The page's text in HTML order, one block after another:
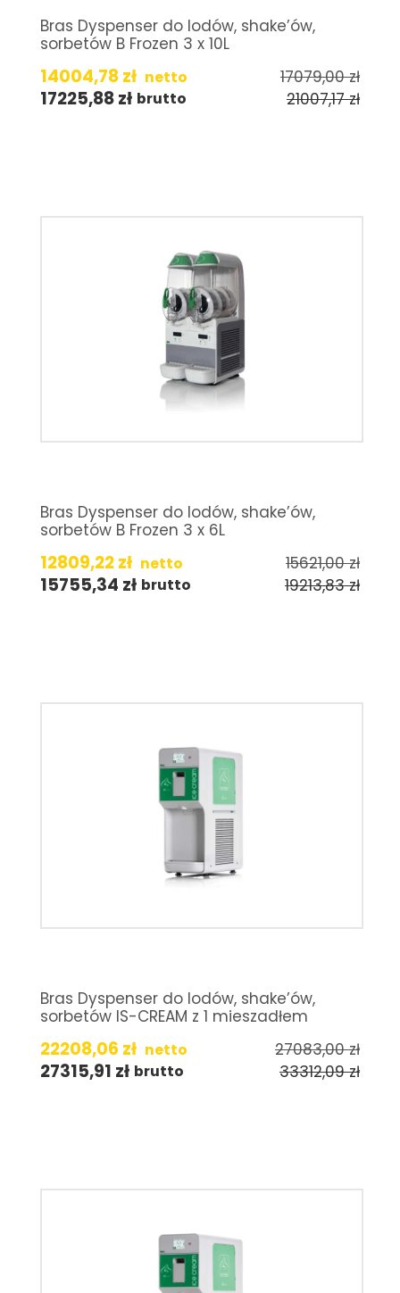
Bras Dyspenser do lodów, shake’ów,
sorbetów B Frozen 3 x 10L
14004,78zł netto 17079,00zł
17225,88zł brutto 21007,17zł
Bras Dyspenser do lodów, shake’ów,
sorbetów B Frozen 3 x 6L
12809,22zł netto 15621,00zł
15755,34 zł brutto 19213,83zł
Bras Dyspenser do lodów, shake’ów,
sorbetów IS-CREAM z 1 mieszadłem
22208,06 zł netto 27083,00zł
27315,91 zł brutto 33312,09zł